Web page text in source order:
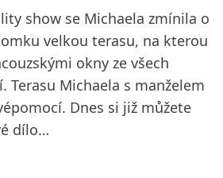
show se Michaela zmínila o
velkou terasu, na kterou
okny ze všech
Terasu Michaela s manželem
Dnes si již můžete
dílo…